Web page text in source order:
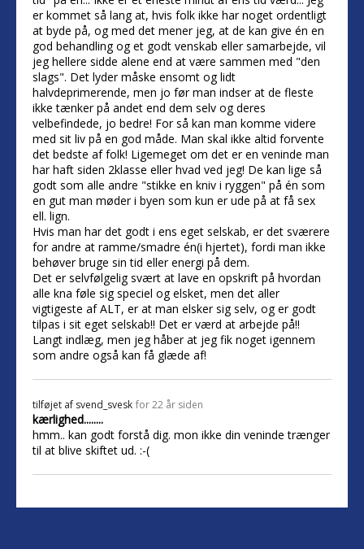
er kommet så lang at, hvis folk ikke har noget ordentligt
at byde på, og med det mener jeg, at de kan give én en
god behandling og et godt venskab eller samarbejde, vil
jeg hellere sidde alene end at være sammen med "den
slags". Det lyder måske ensomt og lidt
halvdeprimerende, men jo før man indser at de fleste
ikke tænker på andet end dem selv og deres
velbefindede, jo bedre! For så kan man komme videre
med sit liv på en god måde. Man skal ikke altid forvente
det bedste af folk! Ligemeget om det er en veninde man
har haft siden 2klasse eller hvad ved jeg! De kan lige så
godt som alle andre "stikke en kniv i ryggen" på én som
en gut man møder i byen som kun er ude på at få sex
ell. lign.
Hvis man har det godt i ens eget selskab, er det sværere
for andre at ramme/smadre én(i hjertet), fordi man ikke
behøver bruge sin tid eller energi på dem.
Det er selvfølgelig svært at lave en opskrift på hvordan
alle kna føle sig speciel og elsket, men det aller
vigtigeste af ALT, er at man elsker sig selv, og er godt
tilpas i sit eget selskab!! Det er værd at arbejde på!!
Langt indlæg, men jeg håber at jeg fik noget igennem
som andre også kan få glæde af!
tilføjet af svend_svesk for 22 år siden
kærlighed........
hmm.. kan godt forstå dig. mon ikke din veninde trænger
til at blive skiftet ud. :-(